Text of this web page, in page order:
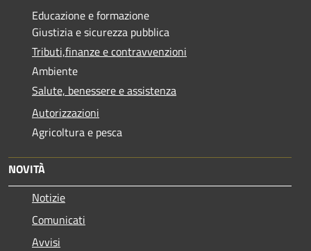
Educazione e formazione
Giustizia e sicurezza pubblica
Tributi,finanze e contravvenzioni
Ambiente
Salute, benessere e assistenza
Autorizzazioni
Agricoltura e pesca
NOVITÀ
Notizie
Comunicati
Avvisi